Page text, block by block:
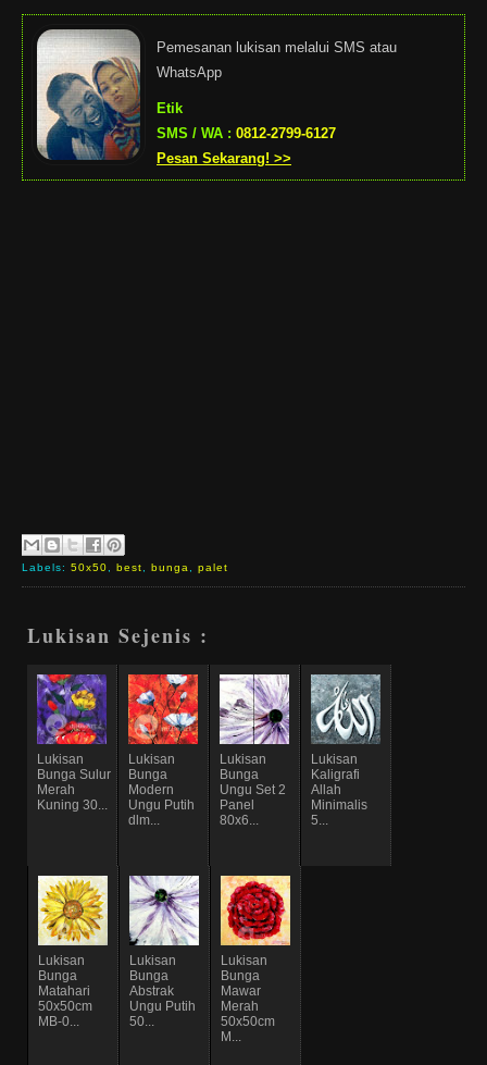
Pemesanan lukisan melalui SMS atau
WhatsApp
Etik
SMS / WA : 0812-2799-6127
Pesan Sekarang! >>
Labels:50x50 ,best ,bunga ,palet
Lukisan Sejenis :
Lukisan
Bunga Sulur
Merah
Kuning 30...
Lukisan
Bunga
Modern
Ungu Putih
dlm...
Lukisan
Bunga
Ungu Set 2
Panel
80x6...
Lukisan
Kaligrafi
Allah
Minimalis
5...
Lukisan
Bunga
Matahari
50x50cm
MB-0...
Lukisan
Bunga
Abstrak
Ungu Putih
50...
Lukisan
Bunga
Mawar
Merah
50x50cm
M...